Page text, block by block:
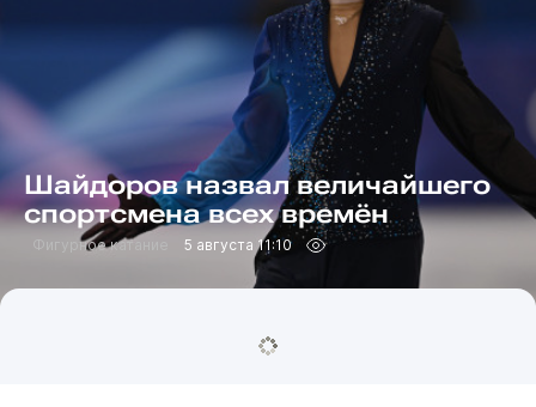
Шайдоров назвал величайшего
спортсмена всех времён
Фигурное катание 5 августа 11:10